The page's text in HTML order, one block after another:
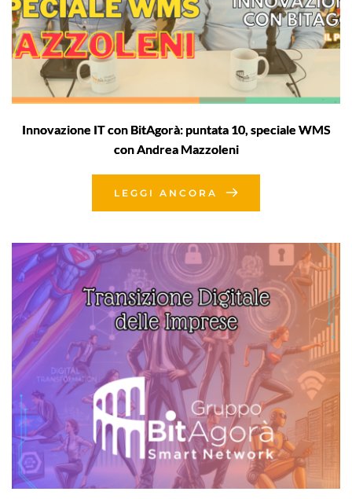
Innovazione IT con BitAgorà: puntata 10, speciale WMS
con Andrea Mazzoleni
LEGGI ANCORA